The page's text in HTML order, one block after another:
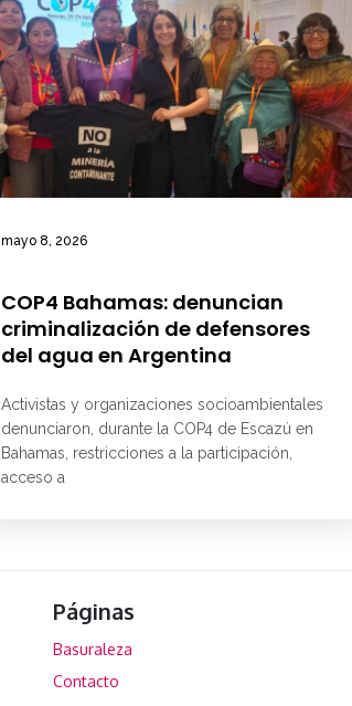
mayo 8, 2026
COP4 Bahamas: denuncian
criminalización de defensores
del agua en Argentina
Activistas y organizaciones socioambientales
denunciaron, durante la COP4 de Escazú en
Bahamas, restricciones a la participación,
acceso a
Páginas
Basuraleza
Contacto